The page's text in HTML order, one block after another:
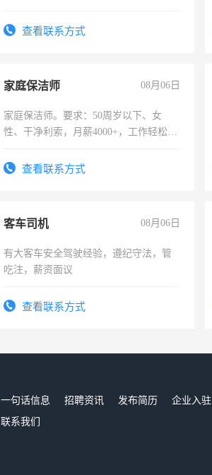
表或者有医学资质的优先，底薪+绩效，
查看联系方式
家庭保洁师 08月06日
家庭保洁师。要求：50周岁以下、女
性、干净利索，月薪4000+，工作轻松，
太太等。查看联系方式
客车司机 08月06日
有大客车安全驾驶经验，遵纪守法，管
吃注，薪资面议
查看联系方式
一句话信息 招聘资讯 发布简历 企业入驻
联系我们